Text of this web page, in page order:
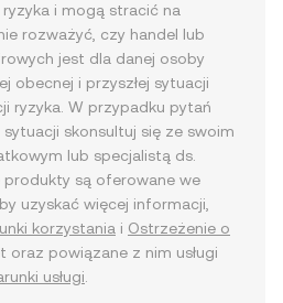
i mogą stracić na
rozważyć, czy handel lub
jest dla danej osoby
obecnej i przyszłej sytuacji
ryzyka. W przypadku pytań
skonsultuj się ze swoim
lub specjalistą ds.
produkty są oferowane we
uzyskać więcej informacji,
korzystania i Ostrzeżenie o
oraz powiązane z nim usługi
usługi